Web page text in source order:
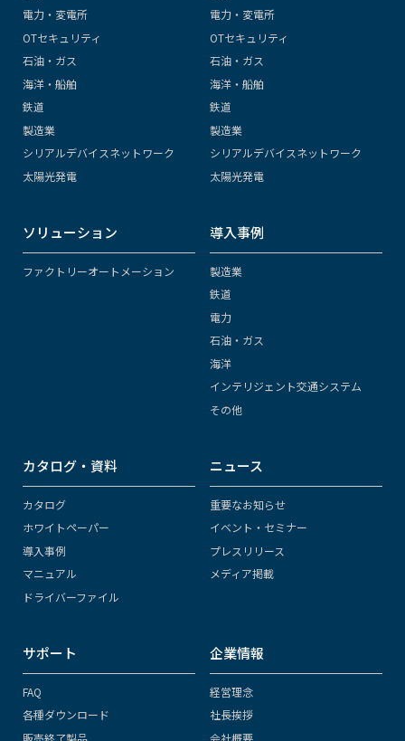
電力・変電所
OTセキュリティ
石油・ガス
海洋・船舶
鉄道
製造業
シリアルデバイスネットワーク
太陽光発電
電力・変電所
OTセキュリティ
石油・ガス
海洋・船舶
鉄道
製造業
シリアルデバイスネットワーク
太陽光発電
ソリューション
ファクトリーオートメーション
導入事例
製造業
鉄道
電力
石油・ガス
海洋
インテリジェント交通システム
その他
カタログ・資料
カタログ
ホワイトペーパー
導入事例
マニュアル
ドライバーファイル
ニュース
重要なお知らせ
イベント・セミナー
プレスリリース
メディア掲載
サポート
FAQ
各種ダウンロード
販売終了製品
企業情報
経営理念
社長挨拶
会社概要